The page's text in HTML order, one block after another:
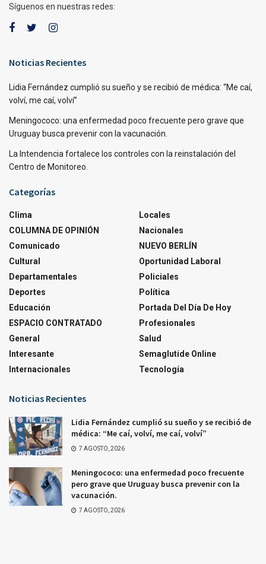
Síguenos en nuestras redes:
Noticias Recientes
Lidia Fernández cumplió su sueño y se recibió de médica: “Me caí,
volví, me caí, volví”
Meningococo: una enfermedad poco frecuente pero grave que
Uruguay busca prevenir con la vacunación.
La Intendencia fortalece los controles con la reinstalación del
Centro de Monitoreo.
Categorías
Clima
COLUMNA DE OPINIÓN
Comunicado
Cultural
Departamentales
Deportes
Educación
ESPACIO CONTRATADO
General
Interesante
Internacionales
Locales
Nacionales
NUEVO BERLÍN
Oportunidad Laboral
Policiales
Política
Portada Del Día De Hoy
Profesionales
Salud
Semaglutide Online
Tecnología
Noticias Recientes
Lidia Fernández cumplió su sueño y se recibió de
médica: “Me caí, volví, me caí, volví”
7 AGOSTO, 2026
Meningococo: una enfermedad poco frecuente
pero grave que Uruguay busca prevenir con la
vacunación.
7 AGOSTO, 2026